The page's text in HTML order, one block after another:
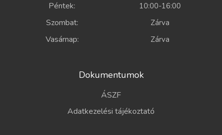
Péntek: 10:00-16:00
Szombat: Zárva
Vasárnap: Zárva
Dokumentumok
ÁSZF
Adatkezelési tájékoztató